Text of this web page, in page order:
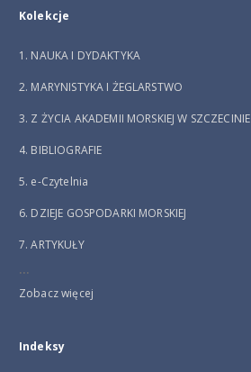
Kolekcje
1. NAUKA I DYDAKTYKA
2. MARYNISTYKA I ŻEGLARSTWO
3. Z ŻYCIA AKADEMII MORSKIEJ W SZCZECINIE
4. BIBLIOGRAFIE
5. e-Czytelnia
6. DZIEJE GOSPODARKI MORSKIEJ
7. ARTYKUŁY
...
Zobacz więcej
Indeksy